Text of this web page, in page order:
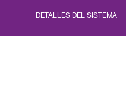
DETALLES DEL SISTEMA